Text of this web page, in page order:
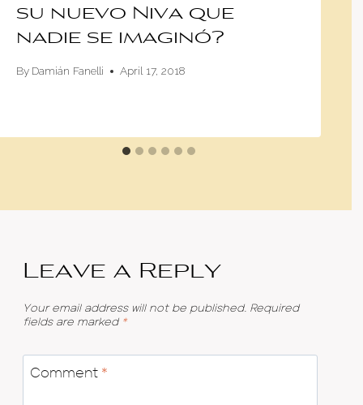
su nuevo Niva que
nadie se imaginó?
By Damián Fanelli April 17, 2018
Leave a Reply
Your email address will not be published. Required
fields are marked *
Comment *